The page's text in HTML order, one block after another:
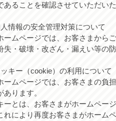
あることを確認させていただい
情報の安全管理対策について
ームページでは、お客さまから
失・破壊・改ざん・漏えい等の
キー（cookie）の利用について
ームページでは、お客さまの負
あります。
ーとは、お客さまがホームペー
れにより再度お客さまがホーム